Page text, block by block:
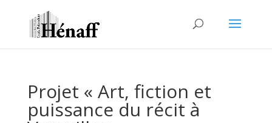
Projet « Art, fiction et
puissance du récit à